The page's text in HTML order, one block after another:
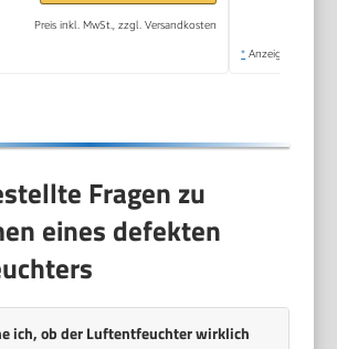
Preis inkl. MwSt., zzgl. Versandkosten
* Anzeige
Fragen zu
eines defekten
ich, ob der Luftentfeuchter wirklich